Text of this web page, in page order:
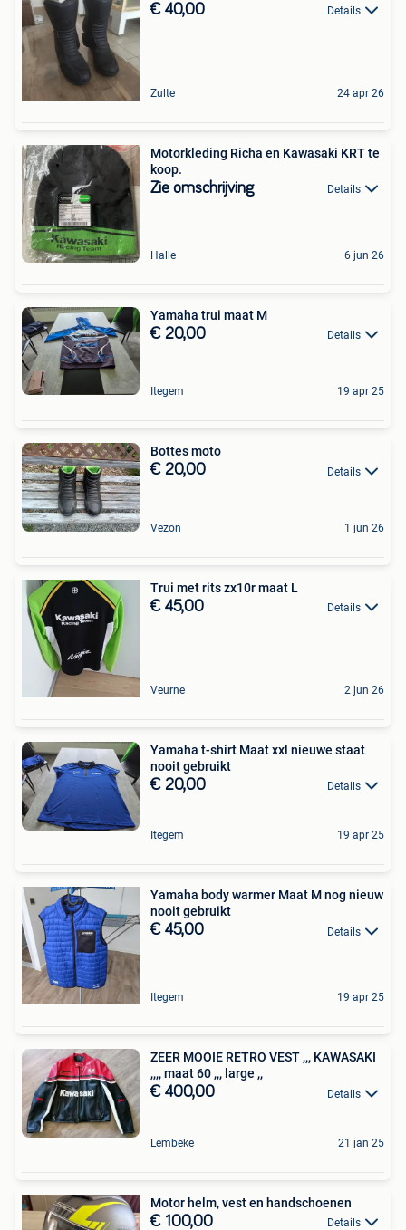
€ 40,00 Details
Zulte 24 apr 26
Motorkleding Richa en Kawasaki KRT te
koop.
Zie omschrijving Details
Halle 6 jun 26
Yamaha trui maat M
€ 20,00 Details
Itegem 19 apr 25
Bottes moto
€ 20,00 Details
Vezon 1 jun 26
Trui met rits zx10r maat L
€ 45,00 Details
Veurne 2 jun 26
Yamaha t-shirt Maat xxl nieuwe staat
nooit gebruikt
€ 20,00 Details
Itegem 19 apr 25
Yamaha body warmer Maat M nog nieuw
nooit gebruikt
€ 45,00 Details
Itegem 19 apr 25
ZEER MOOIE RETRO VEST ,,, KAWASAKI
,,,, maat 60 ,,, large ,,
€ 400,00 Details
Lembeke 21 jan 25
Motor helm, vest en handschoenen
€ 100,00 Details